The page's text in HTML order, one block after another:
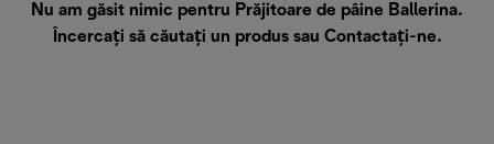
Nu am găsit nimic pentru Prăjitoare de pâine Ballerina.
Încercați să căutați un produs sau Contactați-ne.